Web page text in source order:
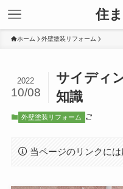
住
ホーム 外壁塗装リフォーム
サイディ
知識
2022
10/08
外壁塗装リフォーム
当ページのリンクには